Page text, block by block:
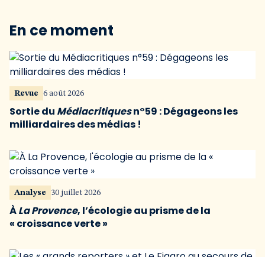
En ce moment
Revue 6 août 2026
Sortie du Médiacritiquesn°59 : Dégageons les
milliardaires des médias !
Analyse 30 juillet 2026
ÀLa Provence, l’écologie au prisme de la
« croissance verte »